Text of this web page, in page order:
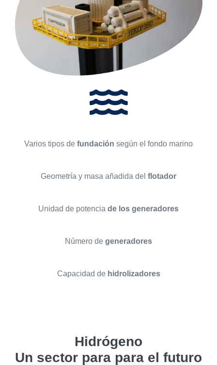
Varios tipos de fundación según el fondo marino
Geometría y masa añadida del flotador
Unidad de potencia de los generadores
Número de generadores
Capacidad de hidrolizadores
Hidrógeno
Un sector para para el futuro